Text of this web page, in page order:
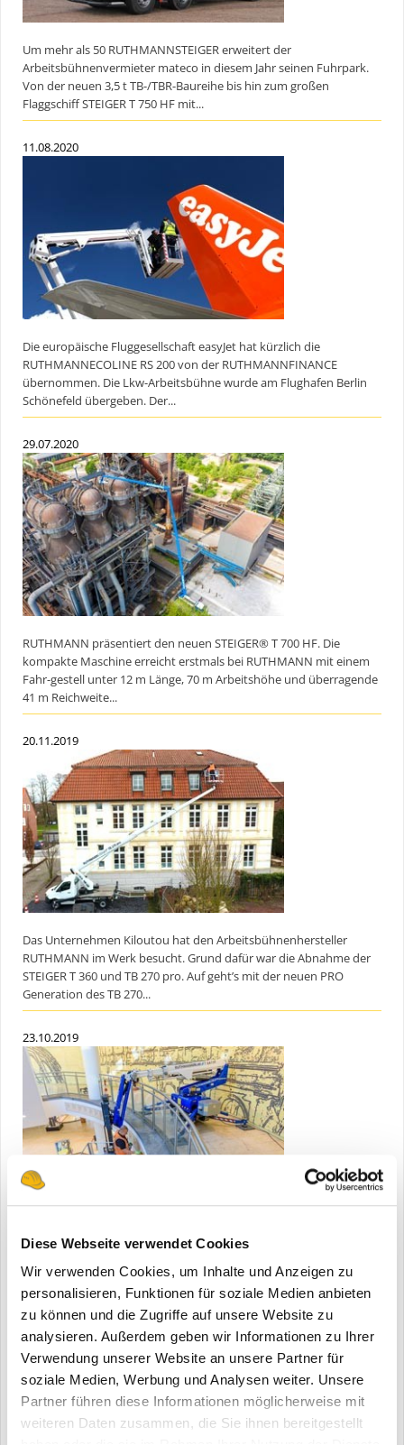
Diese Webseite verwendet Cookies
Wir verwenden Cookies, um Inhalte und Anzeigen zu
personalisieren, Funktionen für soziale Medien anbieten
zu können und die Zugriffe auf unsere Website zu
analysieren. Außerdem geben wir Informationen zu Ihrer
Verwendung unserer Website an unsere Partner für
soziale Medien, Werbung und Analysen weiter. Unsere
Partner führen diese Informationen möglicherweise mit
weiteren Daten zusammen, die Sie ihnen bereitgestellt
Um mehr als 50 RUTHMANNSTEIGER erweitert der
Arbeitsbühnenvermieter mateco in diesem Jahr seinen Fuhrpark.
Von der neuen 3,5 t TB-/TBR-Baureihe bis hin zum großen
Flaggschiff STEIGER T 750 HF mit...
11.08.2020
Die europäische Fluggesellschaft easyJet hat kürzlich die
RUTHMANNECOLINE RS 200 von der RUTHMANNFINANCE
übernommen. Die Lkw-Arbeitsbühne wurde am Flughafen Berlin
Schönefeld übergeben. Der...
29.07.2020
RUTHMANN präsentiert den neuen STEIGER® T 700 HF. Die
kompakte Maschine erreicht erstmals bei RUTHMANN mit einem
Fahr-gestell unter 12 m Länge, 70 m Arbeitshöhe und überragende
41 m Reichweite...
20.11.2019
Das Unternehmen Kiloutou hat den Arbeitsbühnenhersteller
RUTHMANN im Werk besucht. Grund dafür war die Abnahme der
STEIGER T 360 und TB 270 pro. Auf geht’s mit der neuen PRO
Generation des TB 270...
23.10.2019
Das Einkaufszentrum Limbecker Platz ist mit 70.000
ein absoluter Publikumsmagnet in der Essener Innenstadt. Für das
reibungslose...
31.07.2018